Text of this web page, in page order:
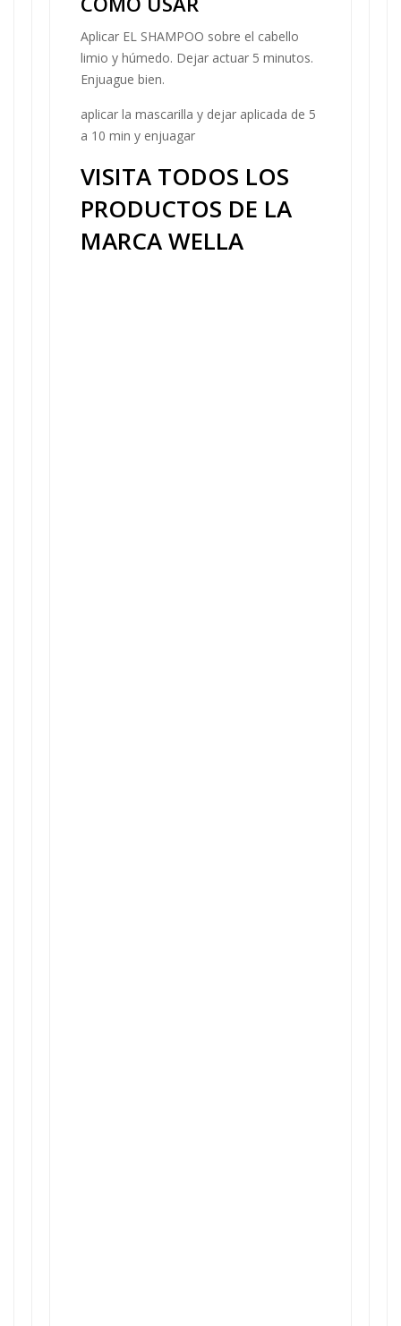
Aplicar EL SHAMPOO sobre el cabello
limio y húmedo. Dejar actuar 5 minutos.
Enjuague bien.
aplicar la mascarilla y dejar aplicada de 5
a 10 min y enjuagar
VISITA TODOS LOS
PRODUCTOS DE LA
MARCA WELLA